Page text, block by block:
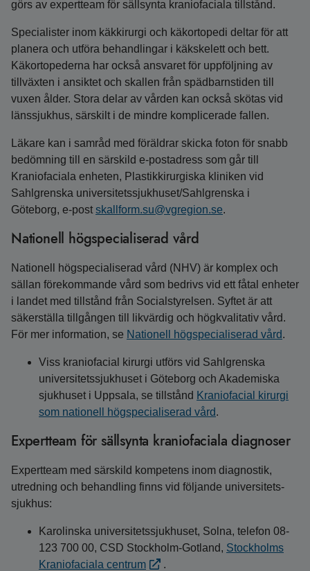
görs av expertteam för sällsynta kraniofaciala tillstånd.
Specialister inom käkkirurgi och käkortopedi deltar för att
planera och utföra behandlingar i käkskelett och bett.
Käkortopederna har också ansvaret för uppföljning av
tillväxten i ansiktet och skallen från spädbarnstiden till
vuxen ålder. Stora delar av vården kan också skötas vid
länssjukhus, särskilt i de mindre komplicerade fallen.
Läkare kan i samråd med föräldrar skicka foton för snabb
bedömning till en särskild e-postadress som går till
Kraniofaciala enheten, Plastikkirurgiska kliniken vid
Sahlgrenska universitetssjukhuset/Sahlgrenska i
Göteborg, e-post skallform.su@vgregion.se.
Nationell högspecialiserad vård
Nationell högspecialiserad vård (NHV) är komplex och
sällan förekommande vård som bedrivs vid ett fåtal enheter
i landet med tillstånd från Socialstyrelsen. Syftet är att
säkerställa tillgången till likvärdig och högkvalitativ vård.
För mer information, se Nationell högspecialiserad vård.
Viss kraniofacial kirurgi utförs vid Sahlgrenska
universitets­sjukhuset i Göteborg och Akademiska
sjukhuset i Uppsala, se tillstånd Kraniofacial kirurgi
som nationell högspecialiserad vård.
Expertteam för sällsynta kraniofaciala diagnoser
Expertteam med särskild kompetens inom diagnostik,
utredning och behandling finns vid följande universitets­
sjukhus:
Karolinska universitets­sjukhuset, Solna, telefon 08-
123 700 00, CSD Stockholm-Gotland, Stockholms
Kraniofaciala centrum
.